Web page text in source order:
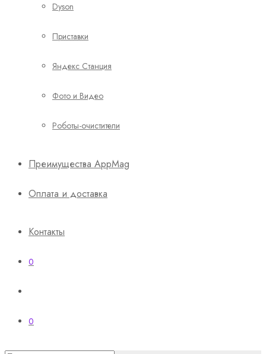
Dyson
Приставки
Яндекс Станция
Фото и Видео
Роботы-очистители
Преимущества AppMag
Оплата и доставка
Контакты
0
0